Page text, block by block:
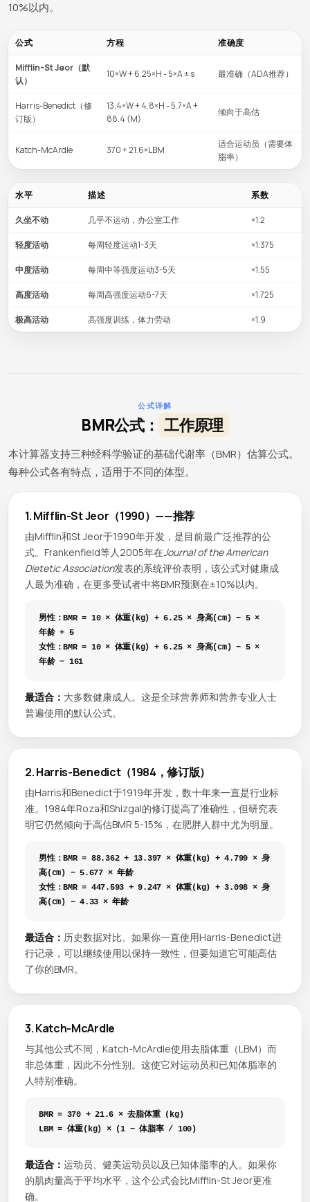
10%以内。
公式 方程 准确度
Mifflin-St Jeor（默
认）
10×W + 6.25×H - 5×A ± s 最准确（ADA推荐）
Harris-Benedict（修
订版）
13.4×W + 4.8×H - 5.7×A +
88.4 (M)
倾向于高估
Katch-McArdle 370 + 21.6×LBM
适合运动员（需要体
脂率）
水平 描述 系数
久坐不动 几乎不运动，办公室工作 ×1.2
轻度活动 每周轻度运动1-3天 ×1.375
中度活动 每周中等强度运动3-5天 ×1.55
高度活动 每周高强度运动6-7天 ×1.725
极高活动 高强度训练，体力劳动 ×1.9
公式详解
BMR公式： 工作原理
本计算器支持三种经科学验证的基础代谢率（BMR）估算公式。
每种公式各有特点，适用于不同的体型。
1. Mifflin-St Jeor（1990）——推荐
由Mifflin和St Jeor于1990年开发，是目前最广泛推荐的公
式。Frankenfield等人2005年在Journal of the American
Dietetic Association发表的系统评价表明，该公式对健康成
人最为准确，在更多受试者中将BMR预测在±10%以内。
男性：BMR = 10 × 体重(kg) + 6.25 × 身高(cm) − 5 ×
年龄 + 5
女性：BMR = 10 × 体重(kg) + 6.25 × 身高(cm) − 5 ×
年龄 − 161
最适合： 大多数健康成人。这是全球营养师和营养专业人士
普遍使用的默认公式。
2. Harris-Benedict（1984，修订版）
由Harris和Benedict于1919年开发，数十年来一直是行业标
准。1984年Roza和Shizgal的修订提高了准确性，但研究表
明它仍然倾向于高估BMR 5-15%，在肥胖人群中尤为明显。
男性：BMR = 88.362 + 13.397 × 体重(kg) + 4.799 × 身
高(cm) − 5.677 × 年龄
女性：BMR = 447.593 + 9.247 × 体重(kg) + 3.098 × 身
高(cm) − 4.33 × 年龄
最适合： 历史数据对比。如果你一直使用Harris-Benedict进
行记录，可以继续使用以保持一致性，但要知道它可能高估
了你的BMR。
3. Katch-McArdle
与其他公式不同，Katch-McArdle使用去脂体重（LBM）而
非总体重，因此不分性别。这使它对运动员和已知体脂率的
人特别准确。
BMR = 370 + 21.6 × 去脂体重 (kg)
LBM = 体重(kg) × (1 − 体脂率 / 100)
最适合： 运动员、健美运动员以及已知体脂率的人。如果你
的肌肉量高于平均水平，这个公式会比Mifflin-St Jeor更准
确。